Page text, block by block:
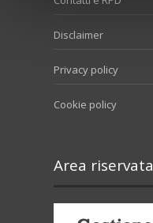
Disclaimer
Privacy policy
Cookie policy
Area riservata